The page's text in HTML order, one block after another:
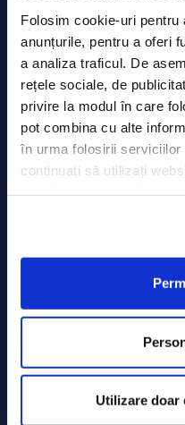
Folosim cookie-uri
anunțurile, pentru a oferi
a analiza traficul. De
rețele sociale, de
privire la modul în care
pot combina cu alte
în urma folosirii
continuați să utilizați
Utilizare doar
Contact
Comunicate de presă
Politica de confidențialitate
Politica de prelucrare a datelor
Declarația Cookie